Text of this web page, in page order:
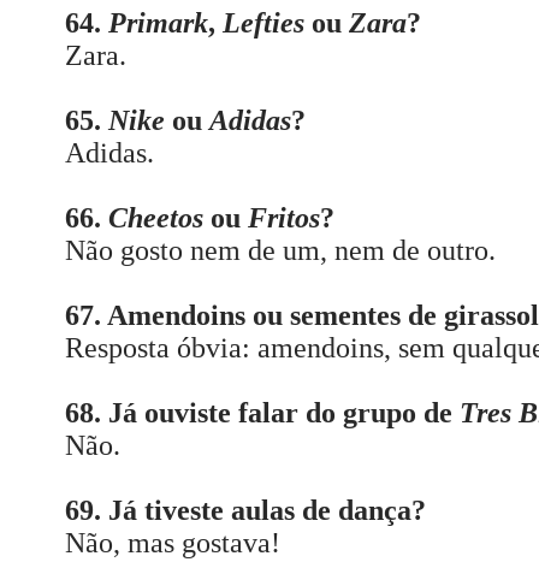
64. Primark, Lefties ou Zara?
Zara.
65. Nike ou Adidas?
Adidas.
66. Cheetos ou Fritos?
Não gosto nem de um, nem de outro.
67. Amendoins ou sementes de
Resposta óbvia: amendoins, sem
68. Já ouviste falar do grupo de Tres
Não.
69. Já tiveste aulas de dança?
Não, mas gostava!